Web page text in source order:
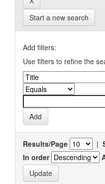
Start a new search
Add filters:
Use filters to refine the
Results/Page |
In order